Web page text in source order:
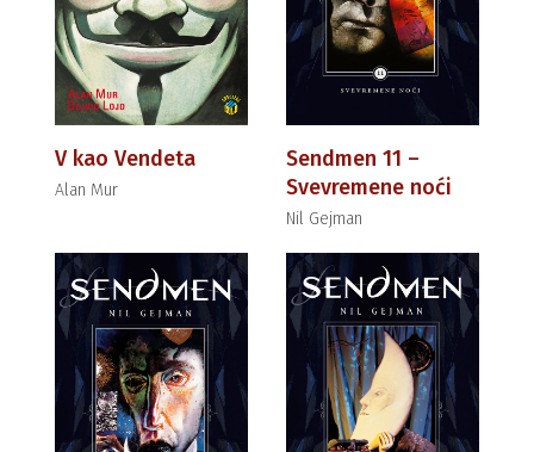
V kao Vendeta
Alan Mur
Sendmen 11 –
Svevremene noći
Nil Gejman